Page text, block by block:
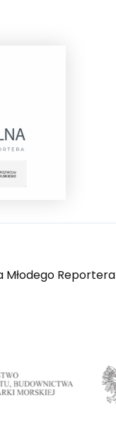
Młodego Reportera